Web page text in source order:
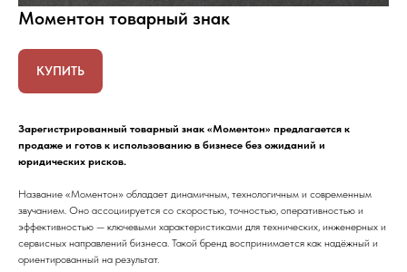
Моментон товарный знак
КУПИТЬ
Зарегистрированный товарный знак «Моментон» предлагается к
продаже и готов к использованию в бизнесе без ожиданий и
юридических рисков.
Название «Моментон» обладает динамичным, технологичным и современным
звучанием. Оно ассоциируется со скоростью, точностью, оперативностью и
эффективностью — ключевыми характеристиками для технических, инженерных и
сервисных направлений бизнеса. Такой бренд воспринимается как надёжный и
ориентированный на результат.